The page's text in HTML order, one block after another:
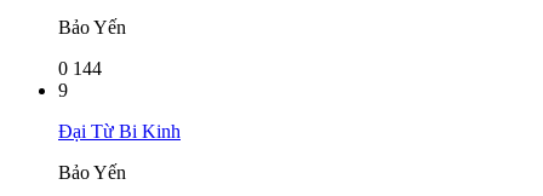
Bảo Yến
0 144
9
Đại Từ Bi Kinh
Bảo Yến